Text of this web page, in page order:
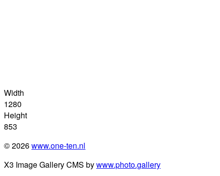
Width
1280
Height
853
© 2026www.one-ten.nl
X3 Image Gallery CMS bywww.photo.gallery